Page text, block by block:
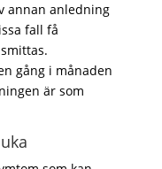
annan anledning
fall få
gång i månaden
är som